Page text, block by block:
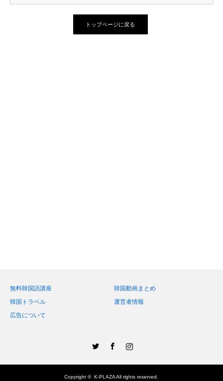
トップページに戻る
無料韓国語講座
韓国動画まとめ
韓国トラベル
運営者情報
広告について
Instagram
Copyright © K-PLAZAAll rights reserved.